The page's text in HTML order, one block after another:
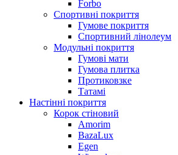
Forbo
Спортивні покриття
Гумове покриття
Спортивний лінолеум
Модульні покриття
Гумові мати
Гумова плитка
Протиковзке
Татамі
Настінні покриття
Корок стіновий
Amorim
BazaLux
Egen